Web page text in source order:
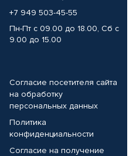
+7 949 503-45-55
Пн-Пт с 09.00 до 18.00, Сб с
9.00 до 15.00
Согласие посетителя сайта
на обработку
персональных данных
Политика
конфиденциальности
Согласие на получение